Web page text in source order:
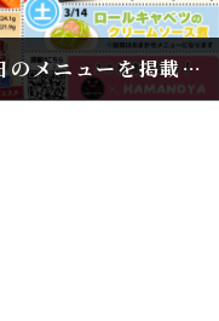
3月9日～3月14日のメニューを掲載しました